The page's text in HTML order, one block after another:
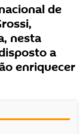
de
nesta
a
enriquecer